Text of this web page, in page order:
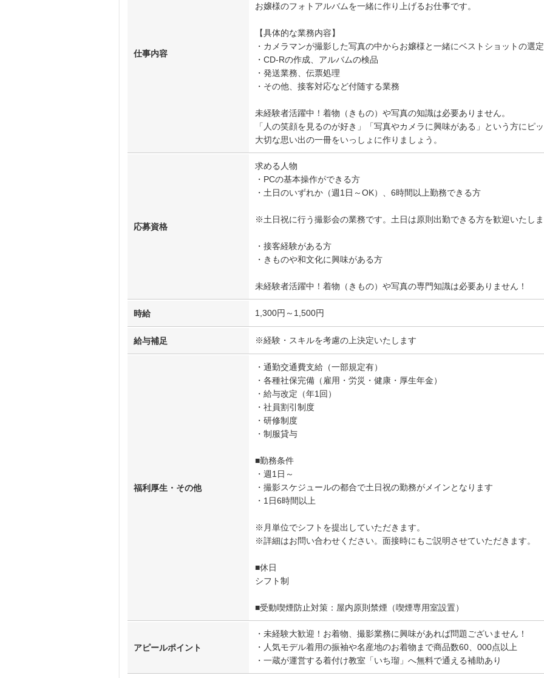
仕事内容
お嬢様のフォトアルバムを一緒に作り上げるお仕事です。
【具体的な業務内容】
・カメラマンが撮影した写真の中からお嬢様と一緒にベストショットの選
・CD-Rの作成、アルバムの検品
・発送業務、伝票処理
・その他、接客対応など付随する業務
未経験者活躍中！着物（きもの）や写真の知識は必要ありません。
「人の笑顔を見るのが好き」「写真やカメラに興味がある」という方にピ
大切な思い出の一冊をいっしょに作りましょう。
応募資格
求める人物
・PCの基本操作ができる方
・土日のいずれか（週1日～OK）、6時間以上勤務できる方
※土日祝に行う撮影会の業務です。土日は原則出勤できる方を歓迎いたし
・接客経験がある方
・きものや和文化に興味がある方
未経験者活躍中！着物（きもの）や写真の専門知識は必要ありません！
時給 1,300円～1,500円
給与補足 ※経験・スキルを考慮の上決定いたします
福利厚生・その他
・通勤交通費支給（一部規定有）
・各種社保完備（雇用・労災・健康・厚生年金）
・給与改定（年1回）
・社員割引制度
・研修制度
・制服貸与
■勤務条件
・週1日～
・撮影スケジュールの都合で土日祝の勤務がメインとなります
・1日6時間以上
※月単位でシフトを提出していただきます。
※詳細はお問い合わせください。面接時にもご説明させていただきます。
■休日
シフト制
■受動喫煙防止対策：屋内原則禁煙（喫煙専用室設置）
アピールポイント
・未経験大歓迎！お着物、撮影業務に興味があれば問題ございません！
・人気モデル着用の振袖や名産地のお着物まで商品数60、000点以上
・一蔵が運営する着付け教室「いち瑠」へ無料で通える補助あり